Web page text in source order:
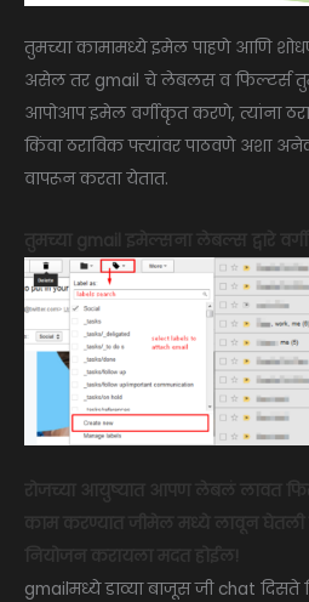
तुमच्या कामामध्ये इमेल पाहणे आणि
असेल तर gmail चे लेबलस व फिल्टर्स
आपोआप इमेल वर्गीकृत करणे, त्यांना
किंवा ठराविक पत्त्यांवर पाठवणे अशा
वापरून करता येतात.
तुमच्या gmail इमेल्सना लेबल्स द्वारे
रोजच्या आयुष्यात आपण लेबलं लावत
काम करण्यात जीमेल मध्ये लावून घेतली
नियोजन करायला मदत होईल!
gmailमध्ये डाव्या बाजूस जी chat